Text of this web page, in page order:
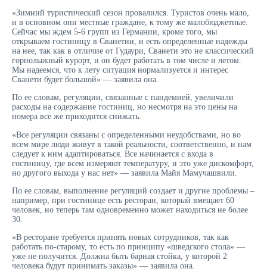
«Зимний туристический сезон провалился. Туристов очень мало,
и в основном они местные граждане, к тому же малобюджетные.
Сейчас мы ждем 5-6 групп из Германии, кроме того, мы
открываем гостиницу в Сванетии, и есть определенные надежды
на нее, так как в отличие от Гудаури, Сванети это не классический
горнолыжный курорт, и он будет работать в том числе и летом.
Мы надеемся, что к лету ситуация нормализуется и интерес
Сванети будет большой» — заявила она.
По ее словам, регуляции, связанные с пандемией, увеличили
расходы на содержание гостиниц, но несмотря на это цены на
номера все же приходится снижать.
«Все регуляции связаны с определенными неудобствами, но во
всем мире люди живут в такой реальности, соответственно, и нам
следует к ним адаптироваться. Все начинается с входа в
гостиницу, где всем измеряют температуру, и это уже дискомфорт,
но другого выхода у нас нет» — заявила Майя Мамучашвили.
По ее словам, выполнение регуляций создает и другие проблемы –
например, при гостинице есть ресторан, который вмещает 60
человек, но теперь там одновременно может находиться не более
30.
«В ресторане требуется принять новых сотрудников, так как
работать по-старому, то есть по принципу «шведского стола» —
уже не получится. Должна быть барная стойка, у которой 2
человека будут принимать заказы» — заявила она.